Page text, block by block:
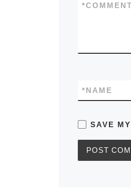
COMMENT
*
NAME
*
SAVE